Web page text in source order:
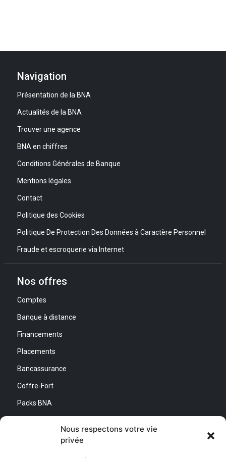
Nous respectons votre vie
privée
Navigation
Présentation de la BNA
Actualités de la BNA
Trouver une agence
BNA en chiffres
Conditions Générales de Banque
Mentions légales
Contact
Politique des Cookies
Politique De Protection Des Données à Caractère Personnel
Fraude et escroquerie via Internet
Nos offres
Comptes
Banque à distance
Financements
Placements
Bancassurance
Coffre-Fort
Packs BNA